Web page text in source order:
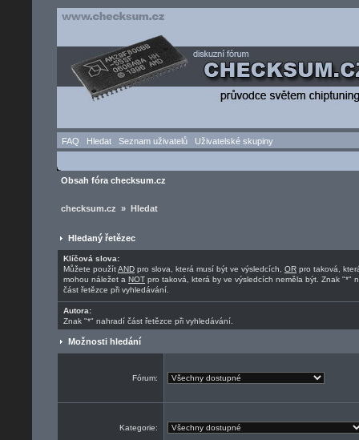
FAQ Hledat Seznam uživatelů Uživatelské skupiny
Obsah fóra checksum.cz
checksum.cz » Hledat
Hledaný řetězec
Klíčová slova:
Můžete použítAND pro slova, která musí být ve výsledcích, OR pro taková,
mohou náležet a NOT pro taková, která by ve výsledcích neměla být. Znak "*"
část řetězce při vyhledávání.
Autora:
Znak "*" nahradí část řetězce při vyhledávání.
Možnosti hledání
Fórum:
Kategorie: